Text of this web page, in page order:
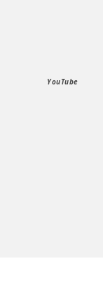
YouTube